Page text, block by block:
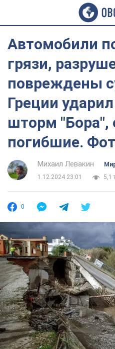
Автомобили
грязи,
повреждены
Греции
шторм "Бора",
погибшие.
Михаил Левакин
1.12.2024 23:01
5,1
0